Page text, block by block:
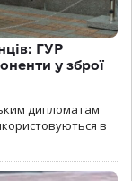
ГУР
у зброї
дипломатам
в